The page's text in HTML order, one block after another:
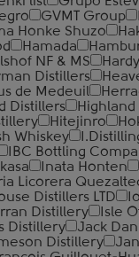
GVMT Group
Honke Shuzo
Hamada
NF & MS Hardy
Distillers
de Medeuil
Distillers Highland
Hitejinro
Whiskey
IBC Bottling
Inata Honten
Licorera
Distillers LTD
Distillery Isle
Distillery
Jack
Distillery